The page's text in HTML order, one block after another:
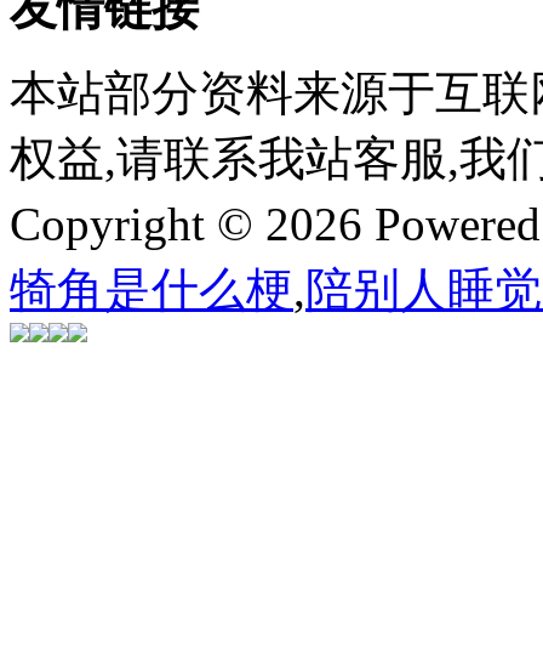
本站部分资料来源于互
权益,请联系我站客服,我
Copyright © 2026
犄角是什么梗,陪别人睡